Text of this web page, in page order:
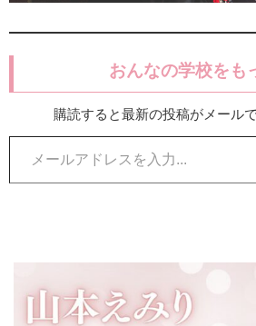
おんなの学校をも
購読すると最新の投稿がメール
メールアドレスを入力...